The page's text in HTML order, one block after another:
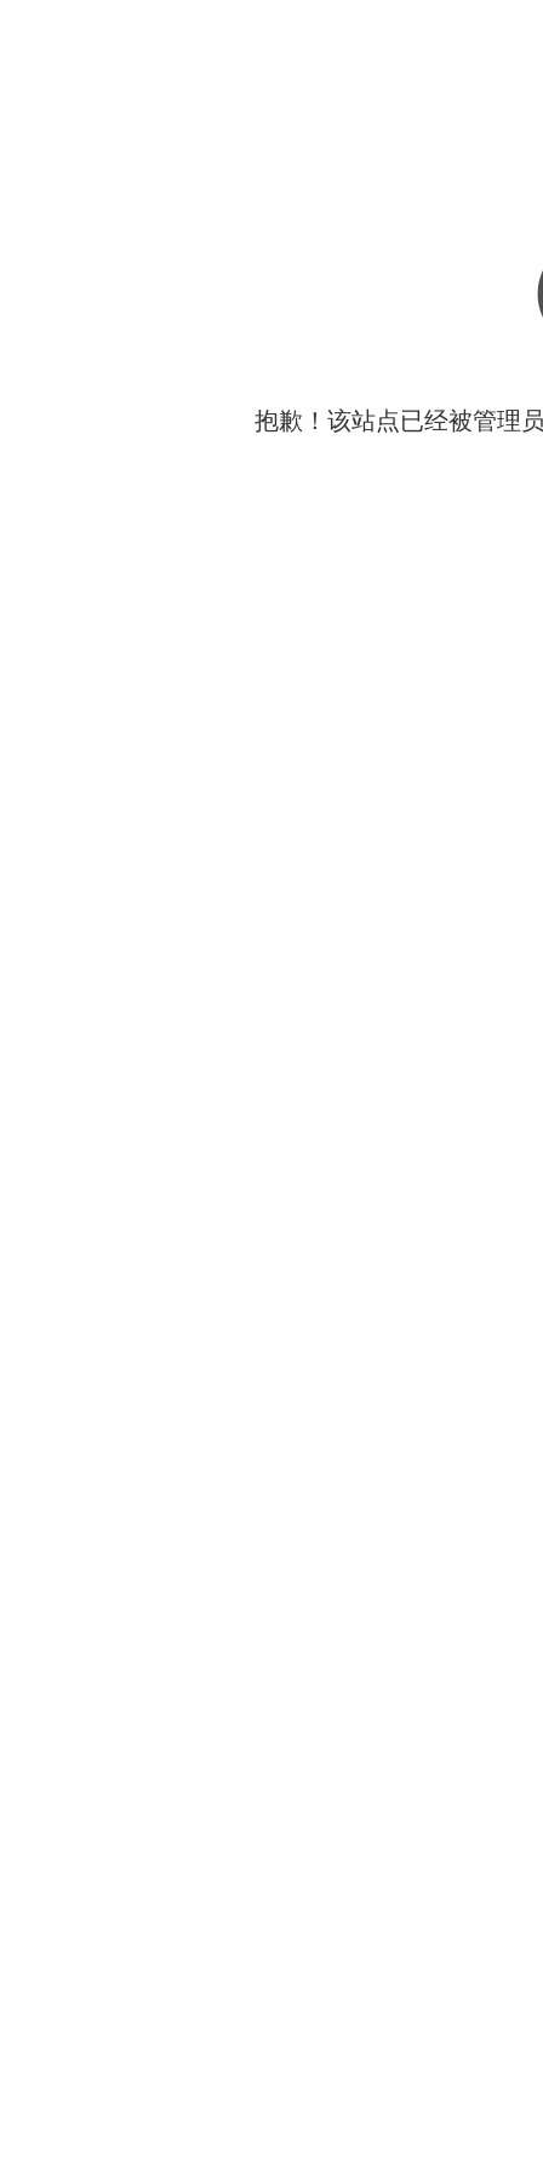
抱歉！该站点已经被管理